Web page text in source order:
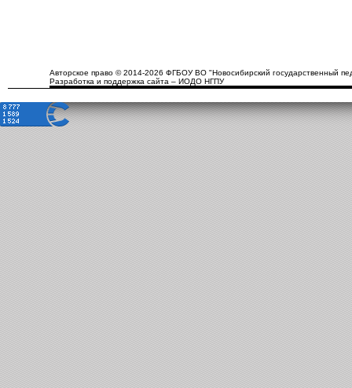
Авторское право © 2014-2026 ФГБОУ ВО "Новосибирский государственный
Разработка и поддержка сайта – ИОДО НГПУ